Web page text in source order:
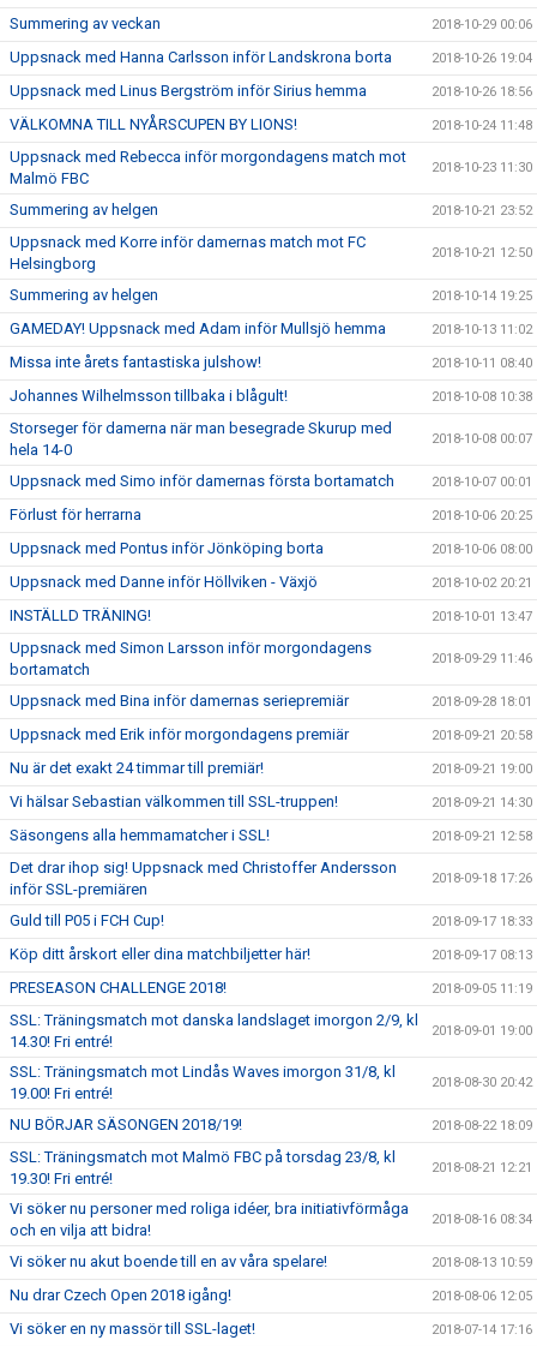
Summering av veckan 2018-10-29 00:06
Uppsnack med Hanna Carlsson inför Landskrona borta 2018-10-26 19:04
Uppsnack med Linus Bergström inför Sirius hemma 2018-10-26 18:56
VÄLKOMNA TILL NYÅRSCUPEN BY LIONS! 2018-10-24 11:48
Uppsnack med Rebecca inför morgondagens match mot
Malmö FBC
2018-10-23 11:30
Summering av helgen 2018-10-21 23:52
Uppsnack med Korre inför damernas match mot FC
Helsingborg
2018-10-21 12:50
Summering av helgen 2018-10-14 19:25
GAMEDAY! Uppsnack med Adam inför Mullsjö hemma 2018-10-13 11:02
Missa inte årets fantastiska julshow! 2018-10-11 08:40
Johannes Wilhelmsson tillbaka i blågult! 2018-10-08 10:38
Storseger för damerna när man besegrade Skurup med
hela 14-0
2018-10-08 00:07
Uppsnack med Simo inför damernas första bortamatch 2018-10-07 00:01
Förlust för herrarna 2018-10-06 20:25
Uppsnack med Pontus inför Jönköping borta 2018-10-06 08:00
Uppsnack med Danne inför Höllviken - Växjö 2018-10-02 20:21
INSTÄLLD TRÄNING! 2018-10-01 13:47
Uppsnack med Simon Larsson inför morgondagens
bortamatch
2018-09-29 11:46
Uppsnack med Bina inför damernas seriepremiär 2018-09-28 18:01
Uppsnack med Erik inför morgondagens premiär 2018-09-21 20:58
Nu är det exakt 24 timmar till premiär! 2018-09-21 19:00
Vi hälsar Sebastian välkommen till SSL-truppen! 2018-09-21 14:30
Säsongens alla hemmamatcher i SSL! 2018-09-21 12:58
Det drar ihop sig! Uppsnack med Christoffer Andersson
inför SSL-premiären
2018-09-18 17:26
Guld till P05 i FCH Cup! 2018-09-17 18:33
Köp ditt årskort eller dina matchbiljetter här! 2018-09-17 08:13
PRESEASON CHALLENGE 2018! 2018-09-05 11:19
SSL: Träningsmatch mot danska landslaget imorgon 2/9, kl
14.30! Fri entré!
2018-09-01 19:00
SSL: Träningsmatch mot Lindås Waves imorgon 31/8, kl
19.00! Fri entré!
2018-08-30 20:42
NU BÖRJAR SÄSONGEN 2018/19! 2018-08-22 18:09
SSL: Träningsmatch mot Malmö FBC på torsdag 23/8, kl
19.30! Fri entré!
2018-08-21 12:21
Vi söker nu personer med roliga idéer, bra initiativförmåga
och en vilja att bidra!
2018-08-16 08:34
Vi söker nu akut boende till en av våra spelare! 2018-08-13 10:59
Nu drar Czech Open 2018 igång! 2018-08-06 12:05
Vi söker en ny massör till SSL-laget! 2018-07-14 17:16